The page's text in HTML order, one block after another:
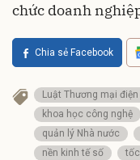
chức doanh
Chia sẻ Facebook
Luật Thương mại
khoa học công nghệ
quản lý Nhà nước
nền kinh tế số